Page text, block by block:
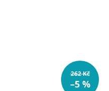
262 Kč
–5 %